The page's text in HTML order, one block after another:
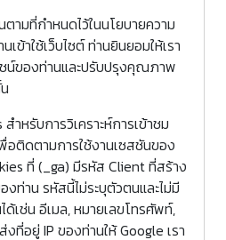
ตามที่กำหนดไว้ในนโยบายความ
เข้าใช้เว็บไซต์ ท่านยินยอมให้เรา
น์ของท่านและปรับปรุงคุณภาพ
ำหรับการวิเคราะห์การเข้าชม
อติดตามการใช้งานเซสชันของ
ที่ (_ga) มีรหัส Client ที่สร้าง
งท่าน รหัสนี้ไม่ระบุตัวตนและไม่มี
เช่น อีเมล, หมายเลขโทรศัพท์,
ที่อยู่ IP ของท่านให้ Google เรา